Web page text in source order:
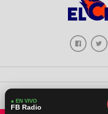
Copyright ©
● EN VIVO
FB Radio